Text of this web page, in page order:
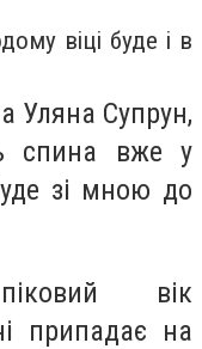
віці буде і в
Уляна Супрун,
спина вже у
зі мною до
вік
припадає на